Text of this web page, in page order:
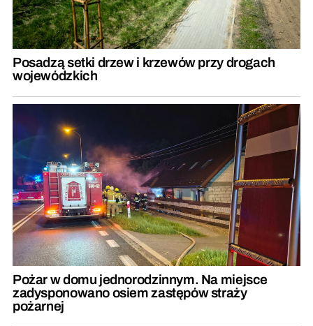
Posadzą setki drzew i krzewów przy drogach
wojewódzkich
Pożar w domu jednorodzinnym. Na miejsce
zadysponowano osiem zastępów straży
pożarnej